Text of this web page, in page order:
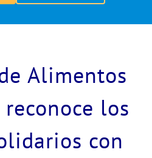
Alimentos
los
con